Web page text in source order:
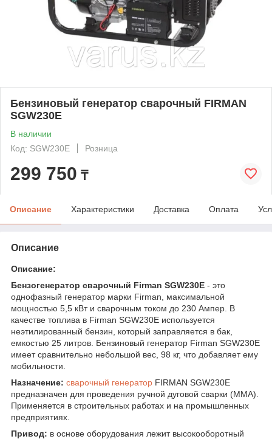
Бензиновый генератор сварочный FIRMAN
SGW230E
В наличии
Код: SGW230E
Розница
299 750 ₸
Описание Характеристики Доставка Оплата
Описание
Описание:
Бензогенератор сварочный Firman SGW230E - это
однофазный генератор марки Firman, максимальной
мощностью 5,5 кВт и сварочным током до 230 Ампер. В
качестве топлива в Firman SGW230E используется
неэтилированный бензин, который заправляется в бак,
емкостью 25 литров. Бензиновый генератор Firman SGW230E
имеет сравнительно небольшой вес, 98 кг, что добавляет ему
мобильности.
Назначение: сварочный генератор FIRMAN SGW230E
предназначен для проведения ручной дуговой сварки (ММА).
Применяется в строительных работах и на промышленных
предприятиях.
Привод: в основе оборудования лежит высокооборотный